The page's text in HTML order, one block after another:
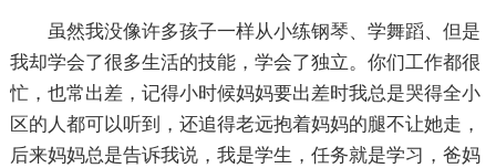
虽然我没像许多孩子一样从小练钢琴、学舞蹈、但是
我却学会了很多生活的技能，学会了独立。你们工作都很
忙，也常出差，记得小时候妈妈要出差时我总是哭得全小
区的人都可以听到，还追得老远抱着妈妈的腿不让她走，
后来妈妈总是告诉我说，我是学生，任务就是学习，爸妈